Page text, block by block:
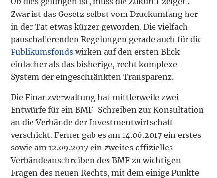
Zwar ist das Gesetz selbst vom Druckumfang her
in der Tat etwas kürzer geworden. Die vielfach
pauschalierenden Regelungen gerade auch für die
Publikumsfonds wirken auf den ersten Blick
einfacher als das bisherige, recht komplexe
System der eingeschränkten Transparenz.
Die Finanzverwaltung hat mittlerweile zwei
Entwürfe für ein BMF-Schreiben zur Konsultation
an die Verbände der Investmentwirtschaft
verschickt. Ferner gab es am 14.06.2017 ein erstes
sowie am 12.09.2017 ein zweites offizielles
Verbändeanschreiben des BMF zu wichtigen
Fragen des neuen Rechts, mit dem einige Punkte